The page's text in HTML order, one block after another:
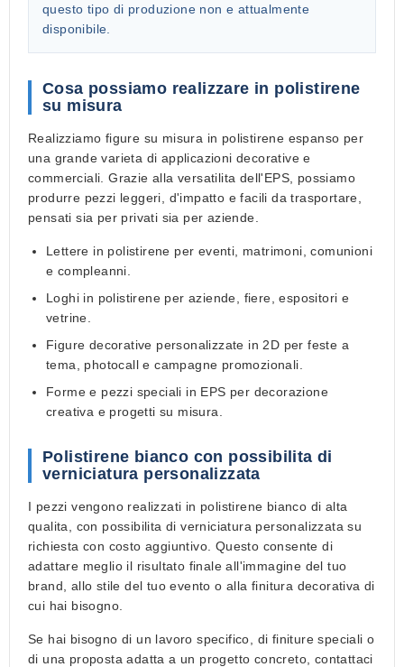
questo tipo di produzione non e attualmente
disponibile.
Cosa possiamo realizzare in polistirene
su misura
Realizziamo figure su misura in polistirene espanso per
una grande varieta di applicazioni decorative e
commerciali. Grazie alla versatilita dell'EPS, possiamo
produrre pezzi leggeri, d'impatto e facili da trasportare,
pensati sia per privati sia per aziende.
Lettere in polistirene per eventi, matrimoni, comunioni
e compleanni.
Loghi in polistirene per aziende, fiere, espositori e
vetrine.
Figure decorative personalizzate in 2D per feste a
tema, photocall e campagne promozionali.
Forme e pezzi speciali in EPS per decorazione
creativa e progetti su misura.
Polistirene bianco con possibilita di
verniciatura personalizzata
I pezzi vengono realizzati in polistirene bianco di alta
qualita
, con possibilita diverniciatura personalizzata su
richiesta con costo aggiuntivo. Questo consente di
adattare meglio il risultato finale all'immagine del tuo
brand, allo stile del tuo evento o alla finitura decorativa di
cui hai bisogno.
Se hai bisogno di un lavoro specifico, di finiture speciali o
di una proposta adatta a un progetto concreto, contattaci